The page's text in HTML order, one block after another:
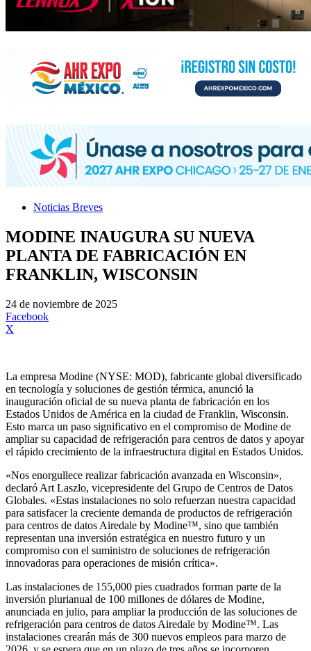
Noticias Breves
MODINE INAUGURA SU NUEVA
PLANTA DE FABRICACIÓN EN
FRANKLIN, WISCONSIN
24 de noviembre de 2025
Facebook
X
La empresa Modine (NYSE: MOD), fabricante global diversificado
en tecnología y soluciones de gestión térmica, anunció la
inauguración oficial de su nueva planta de fabricación en los
Estados Unidos de América en la ciudad de Franklin, Wisconsin.
Esto marca un paso significativo en el compromiso de Modine de
ampliar su capacidad de refrigeración para centros de datos y apoyar
el rápido crecimiento de la infraestructura digital en Estados Unidos.
«Nos enorgullece realizar fabricación avanzada en Wisconsin»,
declaró Art Laszlo, vicepresidente del Grupo de Centros de Datos
Globales. «Estas instalaciones no solo refuerzan nuestra capacidad
para satisfacer la creciente demanda de productos de refrigeración
para centros de datos Airedale by Modine™, sino que también
representan una inversión estratégica en nuestro futuro y un
compromiso con el suministro de soluciones de refrigeración
innovadoras para operaciones de misión crítica».
Las instalaciones de 155,000 pies cuadrados forman parte de la
inversión plurianual de 100 millones de dólares de Modine,
anunciada en julio, para ampliar la producción de las soluciones de
refrigeración para centros de datos Airedale by Modine™. Las
instalaciones crearán más de 300 nuevos empleos para marzo de